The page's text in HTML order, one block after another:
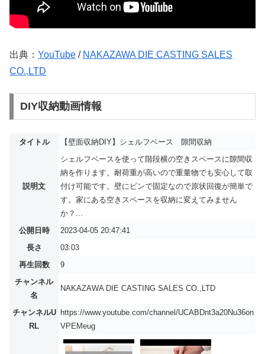
出典： YouTube / NAKAZAWA DIE CASTING SALES
CO.,LTD
DIY収納動画情報
タイトル 【壁面収納DIY】シェルフベース 隙間収納
説明文
シェルフベースを使って階段横の空きスペースに隙間収
納を作ります。耐荷重が高いので重量物でも安心して取
付け可能です。壁にピンで固定なので原状回復が簡単で
す。家にある空きスペースを収納に変えてみません
か？...
公開日時
2023-04-05 20:47:41
長さ
03:03
再生回数
9
チャンネル
名
NAKAZAWA DIE CASTING SALES CO.,LTD
チャンネルU
RL
https://www.youtube.com/channel/UCABDnt3a20Nu36on
VPEMeug